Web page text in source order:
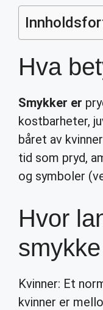
Hva
Smykker er
kostbarheter,
båret av
tid som pryd,
og symboler
Hvor
Kvinner: Et
kvinner er